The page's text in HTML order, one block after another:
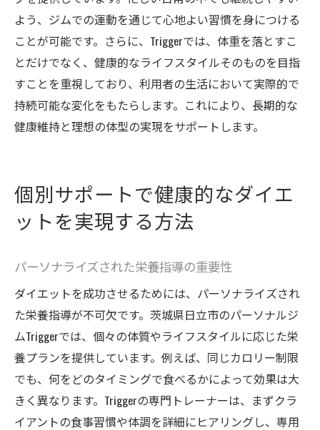
よう、ジムでの運動を通じて心地よい習慣を身につける
ことが可能です。さらに、Triggerでは、体重を落とすこ
とだけでなく、健康的なライフスタイルそのものを目指
すことを重視しており、利用者の生活において実際的で
持続可能な変化をもたらします。これにより、長期的な
健康維持と理想の体型の実現をサポートします。
個別サポートで健康的なダイエ
ットを実現する方法
パーソナライズされた栄養指導の重要性
ダイエットを成功させるためには、パーソナライズされ
た栄養指導が不可欠です。茨城県日立市のパーソナルジ
ムTriggerでは、個々の体質やライフスタイルに応じた栄
養プランを提供しています。例えば、同じカロリー制限
でも、何をどのタイミングで食べるかによって効果は大
きく異なります。Triggerの専門トレーナーは、まずクラ
イアントの食事習慣や体調を詳細にヒアリングし、専用